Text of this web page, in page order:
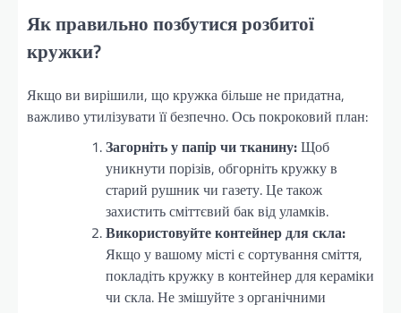
Як правильно позбутися розбитої
кружки?
Якщо ви вирішили, що кружка більше не придатна,
важливо утилізувати її безпечно. Ось покроковий план:
Загорніть у папір чи тканину:Щоб
уникнути порізів, обгорніть кружку в
старий рушник чи газету. Це також
захистить сміттєвий бак від уламків.
Використовуйте контейнер для скла:
Якщо у вашому місті є сортування сміття,
покладіть кружку в контейнер для кераміки
чи скла. Не змішуйте з органічними